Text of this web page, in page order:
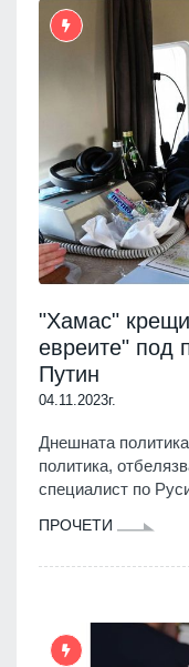
"Хамас"
евреите" под
Путин
04.11.2023г.
Днешната
политика,
специалист по
ПРОЧЕТИ